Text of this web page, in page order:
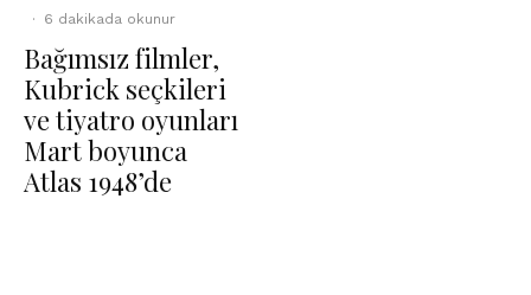
·
6 dakikada okunur
Bağımsız filmler,
Kubrick seçkileri
ve tiyatro oyunları
Mart boyunca
Atlas 1948’de